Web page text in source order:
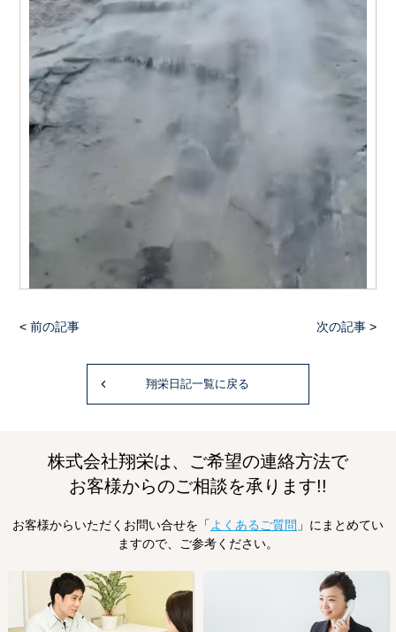
< 前の記事 次の記事 >
翔栄日記一覧に戻る
株式会社翔栄は、ご希望の連絡方法で
お客様からのご相談を承ります!!
お客様からいただくお問い合せを「 よくあるご質問 」にまとめてい
ますので、ご参考ください。